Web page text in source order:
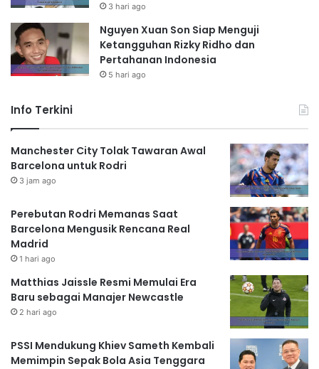
3 hari ago
Nguyen Xuan Son Siap Menguji
Ketangguhan Rizky Ridho dan
Pertahanan Indonesia
5 hari ago
Info Terkini
Manchester City Tolak Tawaran Awal
Barcelona untuk Rodri
3 jam ago
Perebutan Rodri Memanas Saat
Barcelona Mengusik Rencana Real
Madrid
1 hari ago
Matthias Jaissle Resmi Memulai Era
Baru sebagai Manajer Newcastle
2 hari ago
PSSI Mendukung Khiev Sameth Kembali
Memimpin Sepak Bola Asia Tenggara